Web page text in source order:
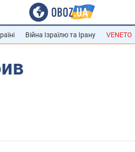
Війна Ізраїлю та Ірану VENETO